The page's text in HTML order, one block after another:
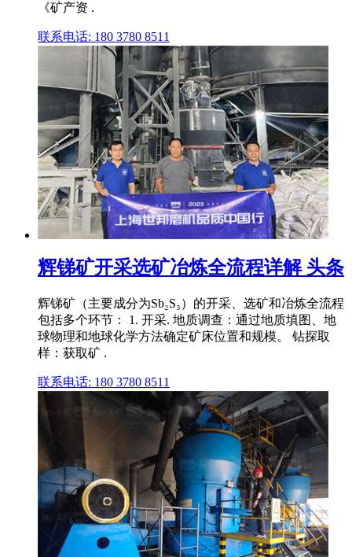
《矿产资 .
联系电话: 180 3780 8511
辉锑矿开采选矿冶炼全流程详解 头条
辉锑矿（主要成分为Sb₂S₃）的开采、选矿和冶炼全流程
包括多个环节： 1. 开采. 地质调查：通过地质填图、地
球物理和地球化学方法确定矿床位置和规模。 钻探取
样：获取矿 .
联系电话: 180 3780 8511